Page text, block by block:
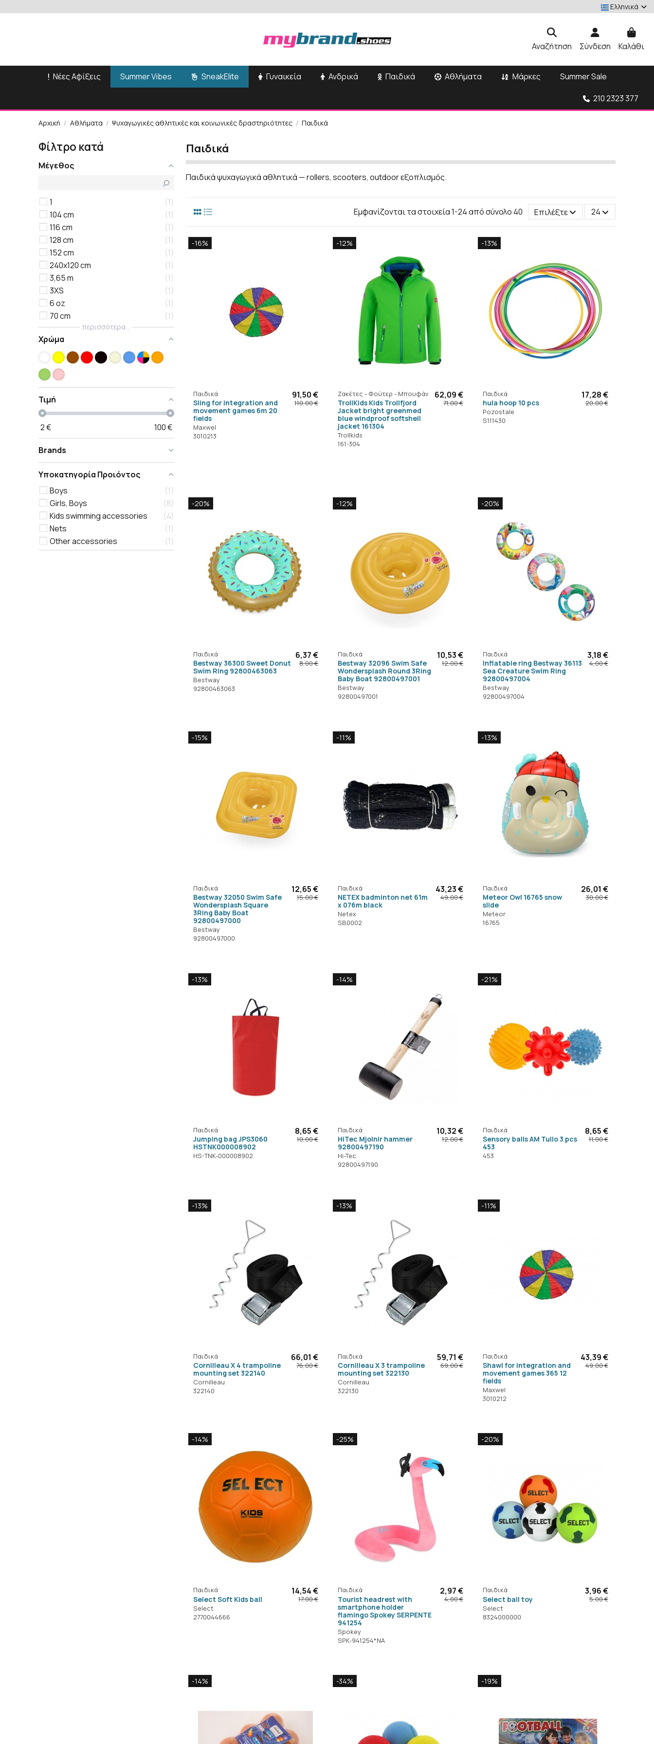
Ελληνικά
Αναζήτηση Σύνδεση Καλάθι
Νέες Αφίξεις Summer Vibes SneakElite Γυναικεία Ανδρικά Παιδικά Αθλήματα Μάρκες Summer Sale
210 2323 377
Αρχική Αθλήματα Ψυχαγωγικές αθλητικές και κοινωνικές δραστηριότητες Παιδικά
Παιδικά
Παιδικά ψυχαγωγικά αθλητικά — rollers, scooters, outdoor εξοπλισμός.
Εμφανίζονται τα στοιχεία 1-24 από σύνολο 40 Επιλέξτε 24
-16%
Παιδικά
Sling for integration and
movement games 6m 20
fields
Maxwel
3010213
91,50 €
110,00 €
-12%
Ζακέτες - Φούτερ - Μπουφάν
TrollKids Kids Trollfjord
Jacket bright greenmed
blue windproof softshell
jacket 161304
Trollkids
161-304
62,09 €
71,00 €
-13%
Παιδικά
hula hoop 10 pcs
Pozostale
S111430
17,28 €
20,00 €
-20%
Παιδικά
Bestway 36300 Sweet Donut
Swim Ring 92800463063
Bestway
92800463063
6,37 €
8,00 €
-12%
Παιδικά
Bestway 32096 Swim Safe
Wondersplash Round 3Ring
Baby Boat 92800497001
Bestway
92800497001
10,53 €
12,00 €
-20%
Παιδικά
Inflatable ring Bestway 36113
Sea Creature Swim Ring
92800497004
Bestway
92800497004
3,18 €
4,00 €
-15%
Παιδικά
Bestway 32050 Swim Safe
Wondersplash Square
3Ring Baby Boat
92800497000
Bestway
92800497000
12,65 €
15,00 €
-11%
Παιδικά
NETEX badminton net 61m
x 076m black
Netex
SB0002
43,23 €
49,00 €
-13%
Παιδικά
Meteor Owl 16765 snow
slide
Meteor
16765
26,01 €
30,00 €
-13%
Παιδικά
Jumping bag JPS3060
HSTNK000008902
HS-TNK-000008902
8,65 €
10,00 €
-14%
Παιδικά
HiTec Mjolnir hammer
92800497190
Hi-Tec
92800497190
10,32 €
12,00 €
-21%
Παιδικά
Sensory balls AM Tullo 3 pcs
453
453
8,65 €
11,00 €
-13%
Παιδικά
Cornilleau X 4 trampoline
mounting set 322140
Cornilleau
322140
66,01 €
76,00 €
-13%
Παιδικά
Cornilleau X 3 trampoline
mounting set 322130
Cornilleau
322130
59,71 €
69,00 €
-11%
Παιδικά
Shawl for integration and
movement games 365 12
fields
Maxwel
3010212
43,39 €
49,00 €
-14%
Παιδικά
Select Soft Kids ball
Select
2770044666
14,54 €
17,00 €
-25%
Παιδικά
Tourist headrest with
smartphone holder
flamingo Spokey SERPENTE
941254
Spokey
SPK-941254*NA
2,97 €
4,00 €
-20%
Παιδικά
Select ball toy
Select
8324000000
3,96 €
5,00 €
-14% -34% -19%
Φίλτρο κατά
Μέγεθος
1
1
104 cm
1
116 cm
1
128 cm
1
152 cm
1
240x120 cm
1
3,65 m
1
3XS
1
6 oz
1
70 cm
1
περισσότερα...
Χρώμα
Τιμή
2€ 100€
Brands
Υποκατηγορία Προιόντος
Boys
1
Girls, Boys
8
Kids swimming accessories
4
Nets
1
Other accessories
1